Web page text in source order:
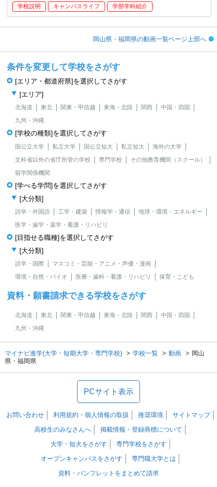
学校説明 キャンパスライフ 学部学科紹介
岡山県・福岡県の動画一覧ページ上部へ
条件を変更して学校をさがす
[エリア・都道府県]を選択してさがす
[エリア]
北海道 東北 関東・甲信越 東海・北陸 関西
中国・四国
九州・沖縄
[学校の種類]を選択してさがす
国公立大学 私立大学 国公立短大 私立短大
海外の大学
文科省以外の省庁所管の学校
専門学校
その他教育機関（スクール）
留学関係機関
[学べる学問]を選択してさがす
[大分類]
語学・外国語 工学・建築 情報学・通信
地球・環境・エネルギー
医学・歯学・薬学・看護・リハビリ
[目指せる職種]を選択してさがす
[大分類]
語学・国際
マスコミ・芸能・アニメ・声優・漫画
環境・自然・バイオ
医療・歯科・看護・リハビリ 保育・こども
資料・願書請求できる学校をさがす
北海道 東北 関東・甲信越 東海・北陸 関西
中国・四国
九州・沖縄
マイナビ進学(大学・短期大学・専門学校) 学校一覧 動画
岡山
県・福岡県
PCサイト表示
お問い合わせ 利用規約・個人情報の取扱 推奨環境
サイトマップ
高校生のみなさんへ
掲載情報・登録商標について
大学・短大をさがす
専門学校をさがす
オープンキャンパスをさがす
専門職大学とは
資料・パンフレットをまとめて請求